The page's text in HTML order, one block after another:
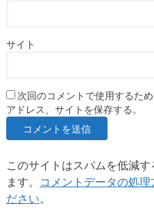
サイト
次回のコメントで使用するた
アドレス、サイトを保存する。
このサイトはスパムを低減
ます。
コメントデータの処
ださい。